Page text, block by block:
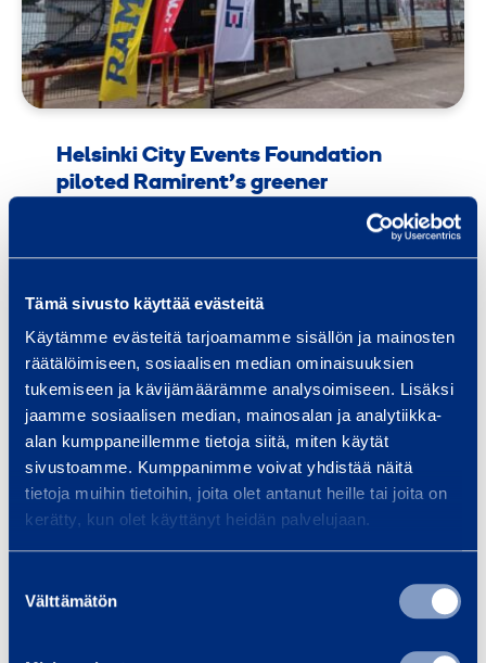
Tämä sivusto käyttää evästeitä
Käytämme evästeitä tarjoamamme sisällön ja mainosten
räätälöimiseen, sosiaalisen median ominaisuuksien
tukemiseen ja kävijämäärämme analysoimiseen. Lisäksi
jaamme sosiaalisen median, mainosalan ja analytiikka-
alan kumppaneillemme tietoja siitä, miten käytät
sivustoamme. Kumppanimme voivat yhdistää näitä
tietoja muihin tietoihin, joita olet antanut heille tai joita on
kerätty, kun olet käyttänyt heidän palvelujaan.
valinta
Välttämätön
Helsinki City Events Foundation
piloted Ramirent’s greener
electricity supply at Tall Ships Races
Ramirent delivers to Horshaga Wind
PRESS RELEASES REFERENCES